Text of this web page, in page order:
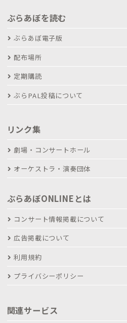
ぶらあぼを読む
ぶらあぼ電子版
配布場所
定期購読
ぶらPAL投稿について
リンク集
劇場・コンサートホール
オーケストラ・演奏団体
ぶらあぼONLINEとは
コンサート情報掲載について
広告掲載について
利用規約
プライバシーポリシー
関連サービス